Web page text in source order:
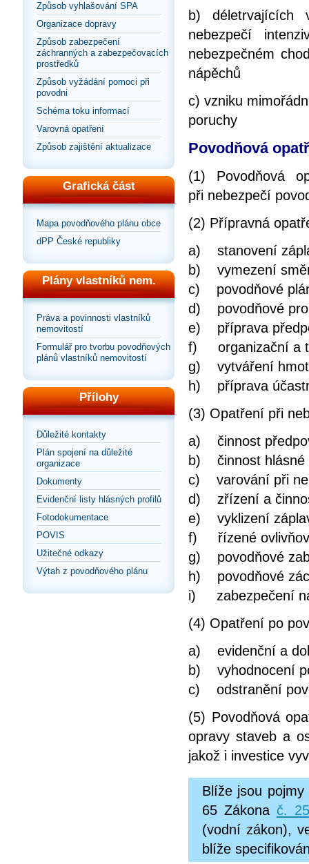
Způsob vyhlašování SPA
Organizace dopravy
Způsob zabezpečení
záchranných a zabezpečovacích
prostředků
Způsob vyžádání pomoci při
povodni
Schéma toku informací
Varovná opatření
Způsob zajištění aktualizace
Grafická část
Mapa povodňového plánu obce
dPP České republiky
Plány vlastníků nem.
Práva a povinnosti vlastníků
nemovitostí
Formulář pro tvorbu povodňových
plánů vlastníků nemovitostí
Přílohy
Důležité kontakty
Plán spojení na důležité
organizace
Dokumenty
Evidenční listy hlásných profilů
Fotodokumentace
POVIS
Užitečné odkazy
Výtah z povodňového plánu
b) déletrvajících
nebezpečí
nebezpečném
nápěchů
c) vzniku
poruchy
Povodňová
(1) Povodňová
při nebezpečí
(2) Přípravná
a) stanovení
b) vymezení
c) povodňové
d) povodňové
e) příprava
f) organizační a
g) vytváření
h) příprava
(3) Opatření při
a) činnost
b) činnost hlásné
c) varování při
d) zřízení a
e) vyklizení
f) řízené
g) povodňové
h) povodňové
i) zabezpečení
(4) Opatření po
a) evidenční a
b) vyhodnocení
c) odstranění
(5) Povodňová
opravy staveb a
jakož i investice
Blíže jsou
65 Zákona č.
(vodní zákon),
blíže